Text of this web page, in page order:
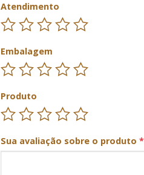
Atendimento
Embalagem
Produto
Sua avaliação sobre o produto *